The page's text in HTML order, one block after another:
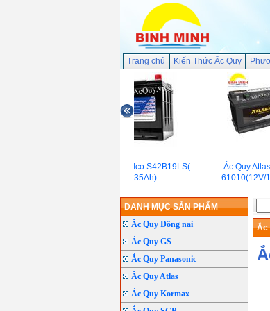
Trang chủ Kiến Thức Ắc Quy
Ắc quy ACDelco S42B19LS(
12V-35Ah)
Ắc Quy
61010(12V/
DANH MỤC SẢN PHẨM
Ắc Quy Đồng nai
Ắc Quy GS
Ắc Quy Panasonic
Ắc Quy Atlas
Ắc Quy Kormax
Ắc